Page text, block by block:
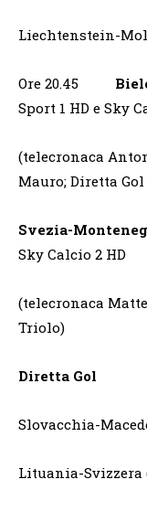
Liechtenstein-
Ore 20.45
Sport 1 HD e Sky
(telecronaca
Mauro; Diretta
Svezia-
Sky Calcio 2 HD
(telecronaca
Triolo)
Diretta Gol
Slovacchia-
Lituania-Svizzera